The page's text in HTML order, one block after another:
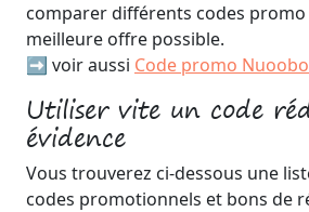
comparer différents codes promo
meilleure offre possible.
➡️ voir aussi Code promo
Utiliser vite un code
évidence
Vous trouverez ci-dessous une
codes promotionnels et bons de